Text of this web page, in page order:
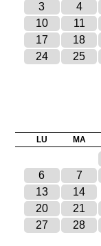
3
4
10
11
17
18
24
25
LU MA
6
7
13
14
20
21
27
28